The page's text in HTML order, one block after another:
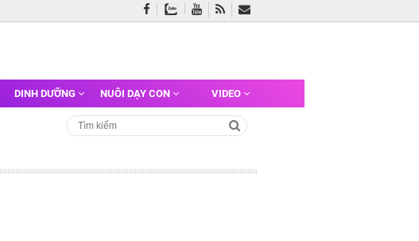
DINH DƯỠNG NUÔI DẠY CON VIDEO